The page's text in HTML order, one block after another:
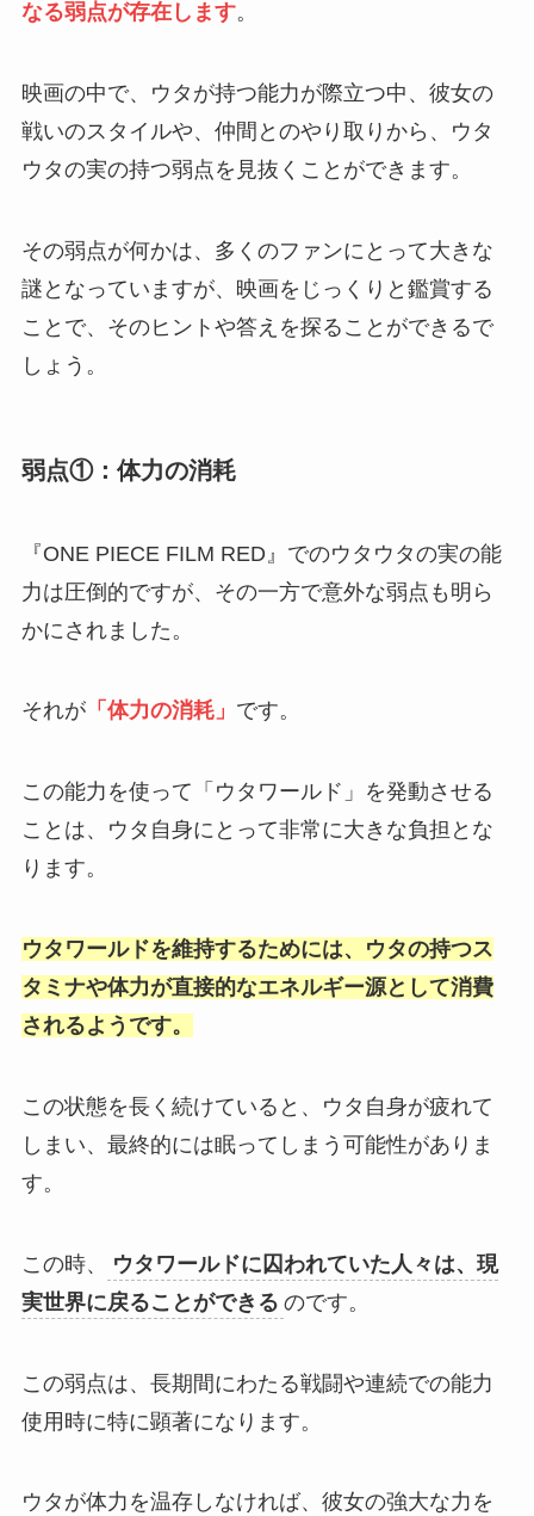
なる弱点が存在します。
映画の中で、ウタが持つ能力が際立つ中、彼女の
戦いのスタイルや、仲間とのやり取りから、ウタ
ウタの実の持つ弱点を見抜くことができます。
その弱点が何かは、多くのファンにとって大きな
謎となっていますが、映画をじっくりと鑑賞する
ことで、そのヒントや答えを探ることができるで
しょう。
弱点①：体力の消耗
『ONE PIECE FILM RED』でのウタウタの実の能
力は圧倒的ですが、その一方で意外な弱点も明ら
かにされました。
それが「体力の消耗」 です。
この能力を使って「ウタワールド」を発動させる
ことは、ウタ自身にとって非常に大きな負担とな
ります。
ウタワールドを維持するためには、ウタの持つス
タミナや体力が直接的なエネルギー源として消費
されるようです。
この状態を長く続けていると、ウタ自身が疲れて
しまい、最終的には眠ってしまう可能性がありま
す。
この時、
ウタワールドに囚われていた人々は、現
実世界に戻ることができる のです。
この弱点は、長期間にわたる戦闘や連続での能力
使用時に特に顕著になります。
ウタが体力を温存しなければ、彼女の強大な力を